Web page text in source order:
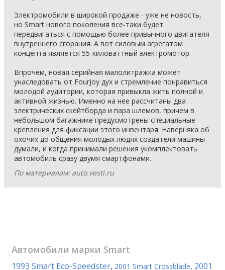
Электромобили в широкой продаже - уже не новость,
но Smart нового поколения все-таки будет
передвигаться с помощью более привычного двигателя
внутреннего сгорания. А вот силовым агрегатом
концепта является 55-киловаттный электромотор.
Впрочем, новая серийная малолитражка может
унаследовать от FourJoy дух и стремление понравиться
молодой аудитории, которая привыкла жить полной и
активной жизнью. Именно на нее рассчитаны два
электрических скейтборда и пара шлемов, причем в
небольшом багажнике предусмотрены специальные
крепления для фиксации этого инвентаря. Наверняка об
охочих до общения молодых людях создатели машины
думали, и когда принимали решения укомплектовать
автомобиль сразу двумя смартфонами.
По материалам: auto.vesti.ru
Автомобили марки Smart
1993 Smart Eco-Speedster, 2001 Smart Crossblade, 2001